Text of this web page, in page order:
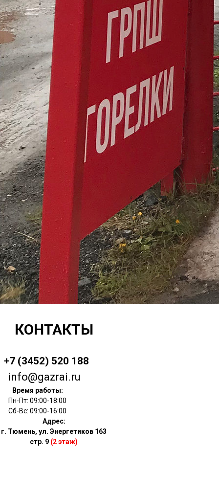
КОНТАКТЫ
+7 (3452) 520 188
info@gazrai.ru
Время работы:
Пн-Пт: 09:00-18:00
Сб-Вс: 09:00-16:00
Адрес:
г. Тюмень, ул. Энергетиков 163
стр. 9 (2 этаж)